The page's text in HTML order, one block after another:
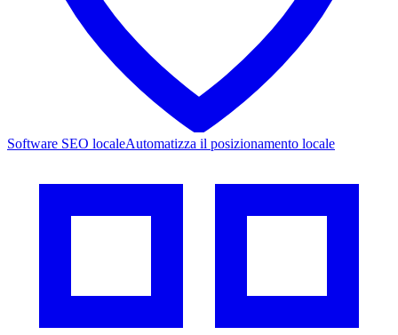
Software SEO localeAutomatizza il posizionamento locale